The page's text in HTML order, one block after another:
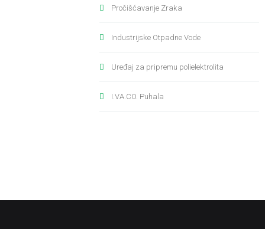
Pročišćavanje Zraka
Industrijske Otpadne Vode
Uređaj za pripremu polielektrolita
I.VA.CO. Puhala